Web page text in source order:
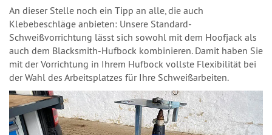
An dieser Stelle noch ein Tipp an alle, die auch
Klebebeschläge anbieten: Unsere Standard-
Schweißvorrichtung lässt sich sowohl mit dem Hoofjack als
auch dem Blacksmith-Hufbock kombinieren. Damit haben Sie
mit der Vorrichtung in Ihrem Hufbock vollste Flexibilität bei
der Wahl des Arbeitsplatzes für Ihre Schweißarbeiten.